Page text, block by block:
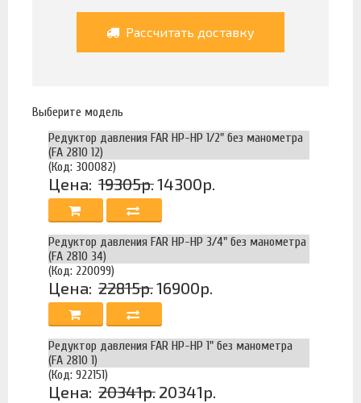
Рассчитать доставку
Выберите модель
Редуктор давления FAR НР-НР 1/2" без манометра
(FA 2810 12)
(Код: 300082)
Цена: 19305р.14300р.
Редуктор давления FAR НР-НР 3/4" без манометра
(FA 2810 34)
(Код: 220099)
Цена: 22815р.16900р.
Редуктор давления FAR НР-НР 1" без манометра
(FA 2810 1)
(Код: 922151)
Цена: 20341р. 20341р.